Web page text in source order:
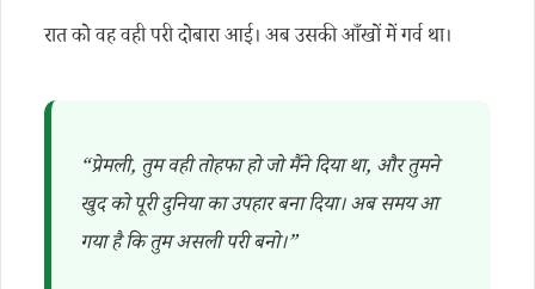
रात को वह वही परी दोबारा आई। अब उसकी आँखों में गर्व था।
“प्रेमली, तुम वही तोहफा हो जो मैंने दिया था, और तुमने
खुद को पूरी दुनिया का उपहार बना दिया। अब समय आ
गया है कि तुम असली परी बनो।”